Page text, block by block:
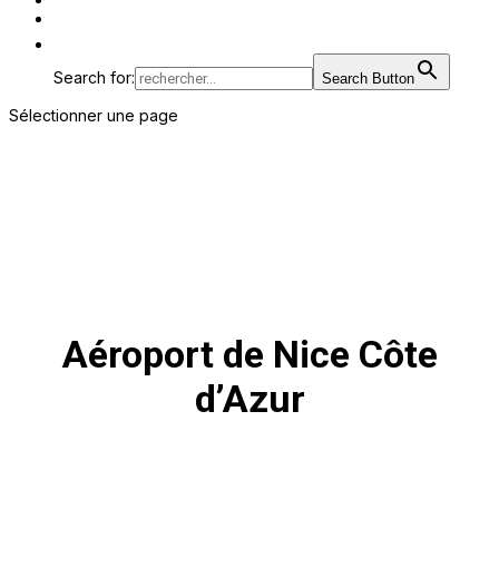
Search for: Search Button
Sélectionner une page
Aéroport de Nice Côte
d’Azur